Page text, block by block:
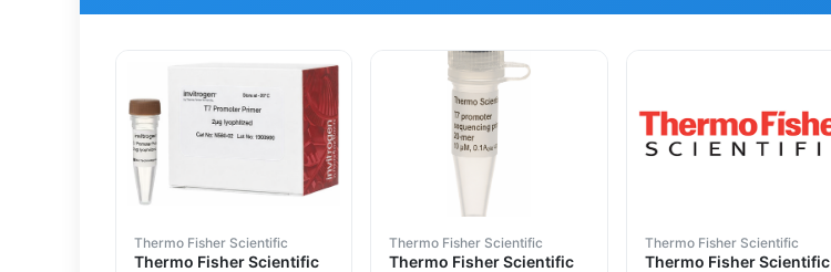
Thermo Fisher Scientific
Thermo Fisher Scientific
Thermo Fisher Scientific
Thermo Fisher Scientific
Thermo Fisher Scientific
Thermo Fisher Scientific